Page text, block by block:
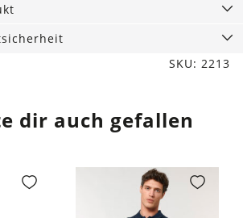
SKU: 2213
dir auch gefallen